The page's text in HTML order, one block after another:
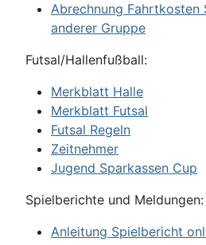
Abrechnung Fahrtkosten
anderer Gruppe
Futsal/Hallenfußball:
Merkblatt Halle
Merkblatt Futsal
Futsal Regeln
Zeitnehmer
Jugend Sparkassen Cup
Spielberichte und Meldungen:
Anleitung Spielbericht